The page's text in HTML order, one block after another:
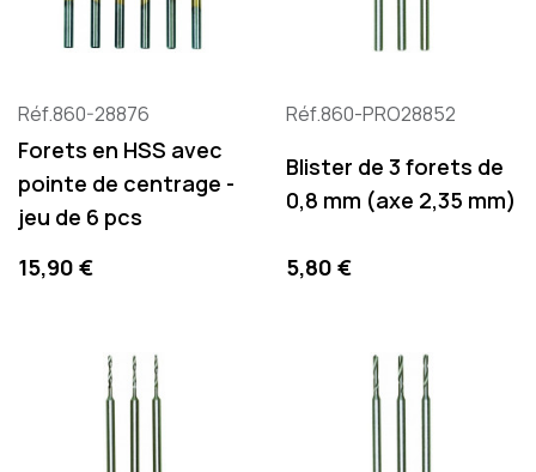
Réf.860-28876
Forets en HSS avec
pointe de centrage -
jeu de 6 pcs
Precio
15,90 €
Réf.860-PRO28852
Blister de 3 forets de
0,8 mm (axe 2,35 mm)
Precio
5,80 €